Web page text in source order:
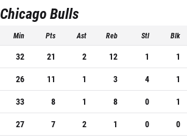
Chicago Bulls
Min Pts Ast Reb Stl Blk
32 21 2 12 1 1
26 11 1 3 4 1
33 8 1 8 0 1
27 7 2 1 0 0